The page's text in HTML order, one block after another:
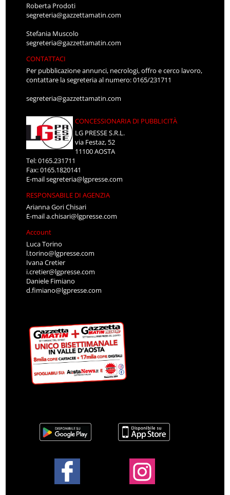
Roberta Prodoti
segreteria@gazzettamatin.com
Stefania Muscolo
segreteria@gazzettamatin.com
CONTATTACI
Per pubblicazione annunci, necrologi, offro e cerco lavoro,
contattare la segreteria al numero: 0165/231711
segreteria@gazzettamatin.com
CONCESSIONARIA DI PUBBLICITÀ
LG PRESSE S.R.L.
via Festaz, 52
11100 AOSTA
Tel: 0165.231711
Fax: 0165.1820141
E-mailsegreteria@lgpresse.com
RESPONSABILE DI AGENZIA
Arianna Gori Chisari
E-maila.chisari@lgpresse.com
Account
Luca Torino
l.torino@lgpresse.com
Ivana Cretier
i.cretier@lgpresse.com
Daniele Fimiano
d.fimiano@lgpresse.com